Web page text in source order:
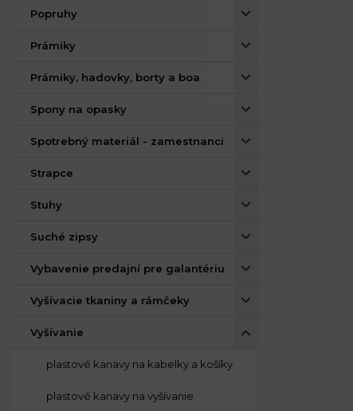
Popruhy
Prámiky
Prámiky, hadovky, borty a boa
Spony na opasky
Spotrebný materiál - zamestnanci
Strapce
Stuhy
Suché zipsy
Vybavenie predajní pre galantériu
Vyšívacie tkaniny a rámčeky
Vyšívanie
plastové kanavy na kabelky a košíky
plastové kanavy na vyšívanie